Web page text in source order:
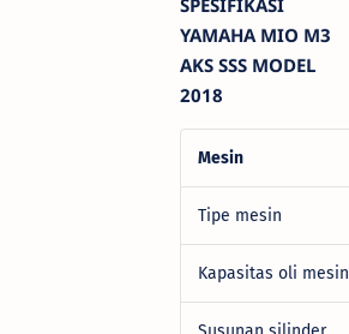
SPESIFIKASI
YAMAHA MIO M3
AKS SSS MODEL
2018
Mesin
Tipe mesin
Kapasitas oli mesin